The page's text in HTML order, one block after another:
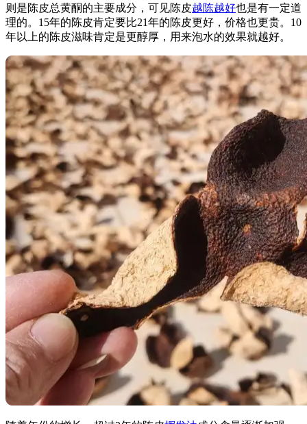
则是陈皮总黄酮的主要成分，可见陈皮越陈越好也是有一定道
理的。15年的陈皮肯定要比21年的陈皮更好，价格也更贵。10
年以上的陈皮滋味肯定是更醇厚，用来泡水的效果就越好。